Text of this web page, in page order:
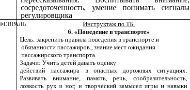
сосредоточенность, умение понимать сигналы
регулировщика
Инструктаж по ТБ.
6. «Поведение в транспорте»
Цель: закрепить правила поведения в транспорте и
обязанности пассажиров., знание мест ожидания
пассажирского транспорта.
Задачи: Учить детей давать оценку
действий пассажира в опасных дорожных ситуациях.
Развивать внимание, память, речь, сообразительность,
ловкость рук и ног, и творческий замысел игры и навыки